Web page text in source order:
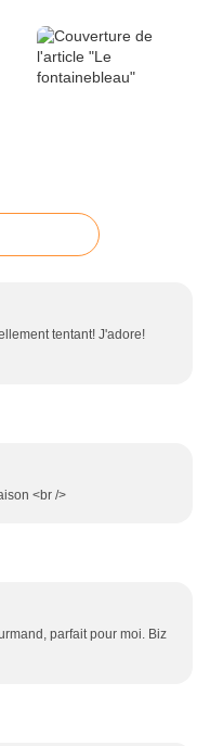
tentant! J'adore!
<br />
parfait pour moi. Biz